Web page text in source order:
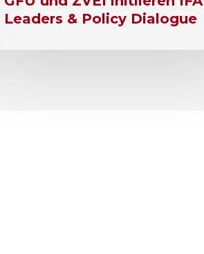
Leaders & Policy Dialogue